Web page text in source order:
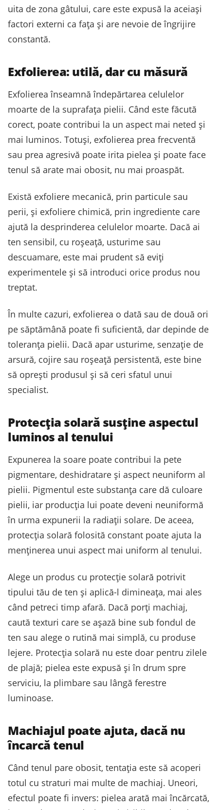
uita de zona gâtului, care este expusă la aceiași
factori externi ca fața și are nevoie de îngrijire
constantă.
Exfolierea: utilă, dar cu măsură
Exfolierea înseamnă îndepărtarea celulelor
moarte de la suprafața pielii. Când este făcută
corect, poate contribui la un aspect mai neted și
mai luminos. Totuși, exfolierea prea frecventă
sau prea agresivă poate irita pielea și poate face
tenul să arate mai obosit, nu mai proaspăt.
Există exfoliere mecanică, prin particule sau
perii, și exfoliere chimică, prin ingrediente care
ajută la desprinderea celulelor moarte. Dacă ai
ten sensibil, cu roșeață, usturime sau
descuamare, este mai prudent să eviți
experimentele și să introduci orice produs nou
treptat.
În multe cazuri, exfolierea o dată sau de două ori
pe săptămână poate fi suficientă, dar depinde de
toleranța pielii. Dacă apar usturime, senzație de
arsură, cojire sau roșeață persistentă, este bine
să oprești produsul și să ceri sfatul unui
specialist.
Protecția solară susține aspectul
luminos al tenului
Expunerea la soare poate contribui la pete
pigmentare, deshidratare și aspect neuniform al
pielii. Pigmentul este substanța care dă culoare
pielii, iar producția lui poate deveni neuniformă
în urma expunerii la radiații solare. De aceea,
protecția solară folosită constant poate ajuta la
menținerea unui aspect mai uniform al tenului.
Alege un produs cu protecție solară potrivit
tipului tău de ten și aplică-l dimineața, mai ales
când petreci timp afară. Dacă porți machiaj,
caută texturi care se așază bine sub fondul de
ten sau alege o rutină mai simplă, cu produse
lejere. Protecția solară nu este doar pentru zilele
de plajă; pielea este expusă și în drum spre
serviciu, la plimbare sau lângă ferestre
luminoase.
Machiajul poate ajuta, dacă nu
încarcă tenul
Când tenul pare obosit, tentația este să acoperi
totul cu straturi mai multe de machiaj. Uneori,
efectul poate fi invers: pielea arată mai încărcată,